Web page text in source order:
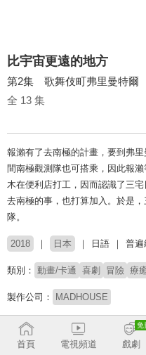
比宇宙更遠的地方
第2集 歌舞伎町弗里曼特爾
全 13 集
報瀨有了去南極的計畫，要到弗
間南極觀測隊也可搭乘，因此報
木在便利店打工，因而認識了三
去南極的事，也打算加入。於是
隊。
2018 日本 日語 普遍
類別： 動畫/卡通 喜劇 冒險 療
製作公司： MADHOUSE
導演： 石塚敦子
配音： 水瀨祈 花澤香菜 井口裕香
首頁 電視頻道 戲劇